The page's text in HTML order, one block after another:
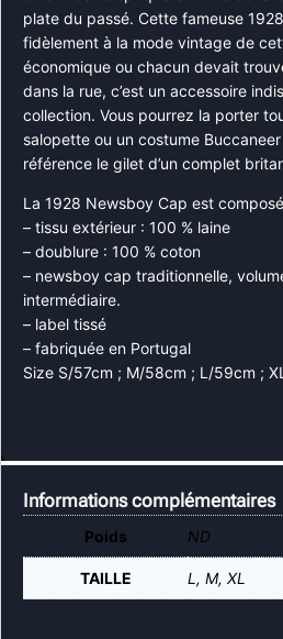
plate du passé. Cette fameuse
fidèlement à la mode vintage de
économique ou chacun devait
dans la rue, c’est un accessoire
collection. Vous pourrez la porter
salopette ou un costume
référence le gilet d’un complet
La 1928 Newsboy Cap est
– tissu extérieur : 100 % laine
– doublure : 100 % coton
– newsboy cap traditionnelle,
intermédiaire.
– label tissé
– fabriquée en Portugal
Size S/57cm ; M/58cm ; L/59cm ;
Informations complémentaires
Poids ND
TAILLE L, M, XL